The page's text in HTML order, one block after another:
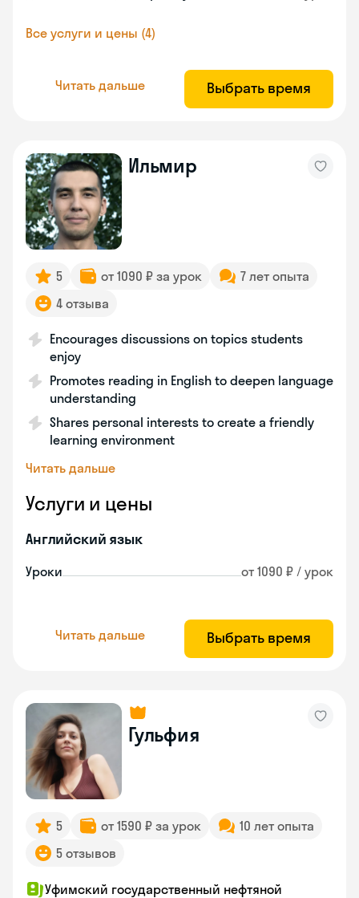
Все услуги и цены (4)
Читать дальше Выбрать время
Ильмир
5 от 1090 ₽ за урок
7 лет опыта
4 отзыва
Encourages discussions on topics students
enjoy
Promotes reading in English to deepen language
understanding
Shares personal interests to create a friendly
learning environment
Читать дальше
Услуги и цены
Английский язык
Уроки от 1090 ₽ / урок
Читать дальше Выбрать время
Гульфия
5 от 1590 ₽ за урок
10 лет опыта
5 отзывов
Уфимский государственный нефтяной